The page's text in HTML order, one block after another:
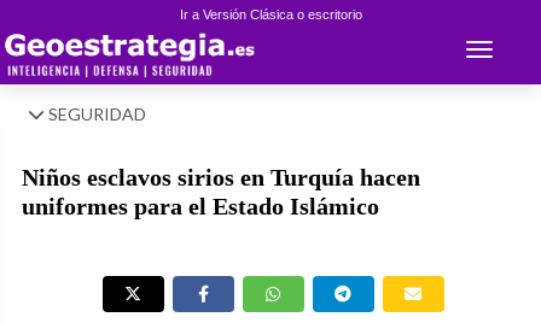
Ir a Versión Clásica o escritorio
Toggle
SEGURIDAD
Niños esclavos sirios en Turquía hacen
uniformes para el Estado Islámico